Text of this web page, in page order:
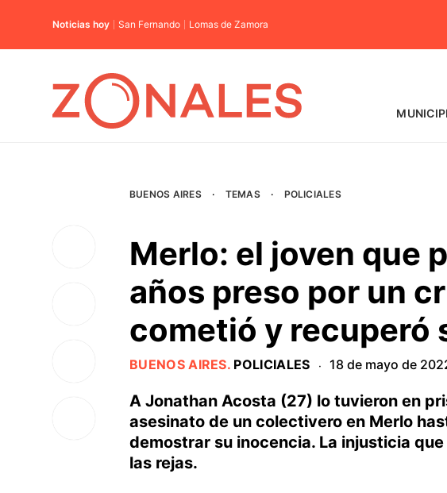
Noticias hoy San Fernando Lomas de Zamora
BUENOS AIRES · TEMAS · POLICIALES
Merlo: el joven que
años preso por un
cometió y recuperó
BUENOS AIRES. POLICIALES · 18 de mayo de
A Jonathan Acosta (27) lo tuvieron en
asesinato de un colectivero en Merlo
demostrar su inocencia. La injusticia
las rejas.